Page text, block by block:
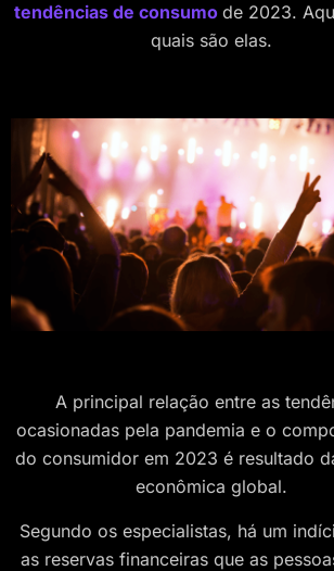
tendências de consumo de 2023.
quais são elas.
A principal relação entre as
ocasionadas pela pandemia e o
do consumidor em 2023 é resultado
econômica global.
Segundo os especialistas, há um
as reservas financeiras que as